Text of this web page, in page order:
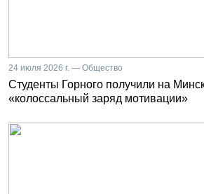
24 июля 2026 г. — Общество
Студенты Горного получили на
«колоссальный заряд мотивации»